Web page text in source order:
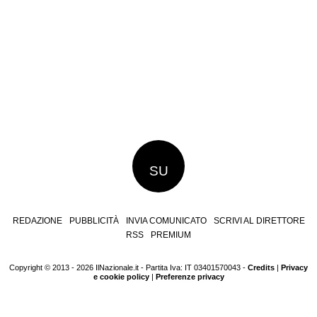
SU
REDAZIONE PUBBLICITÀ INVIA COMUNICATO
SCRIVI AL DIRETTORE
RSS
PREMIUM
Copyright © 2013 - 2026 IlNazionale.it - Partita Iva: IT 03401570043 - Credits | Privacy
e cookie policy| Preferenze privacy